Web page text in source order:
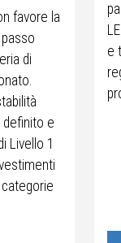
favore la
di
definito e
Livello 1
e